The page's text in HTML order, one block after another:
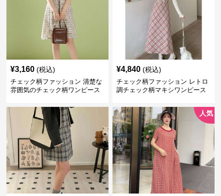
¥3,160 (税込)
チェック柄ファッション 清楚な
雰囲気のチェック柄ワンピース
¥4,840 (税込)
チェック柄ファッション レトロ
調チェック柄マキシワンピース
人気